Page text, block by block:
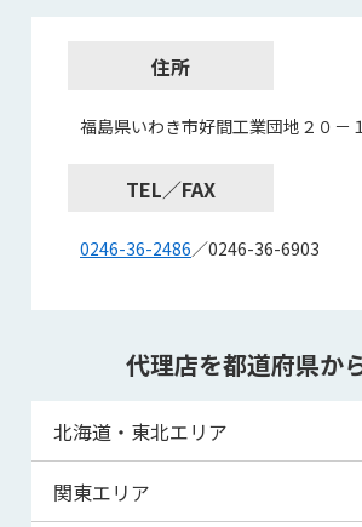
住所
福島県いわき市好間工業団地２０－
TEL／FAX
0246-36-2486／0246-36-6903
代理店を都道府県か
北海道・東北エリア
北海道
関東エリア